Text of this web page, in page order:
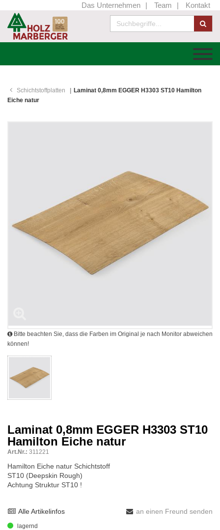
Das Unternehmen Team Kontakt
Schichtstoffplatten
Laminat 0,8mm EGGER H3303 ST10 Hamilton
Eiche natur
Bitte beachten Sie, dass die Farben im Original je nach Monitor abweichen
können!
Laminat 0,8mm EGGER H3303 ST10
Hamilton Eiche natur
Art.Nr.: 311221
Hamilton Eiche natur Schichtstoff
ST10 (Deepskin Rough)
Achtung Struktur ST10 !
Alle Artikelinfos an einen Freund senden
lagernd